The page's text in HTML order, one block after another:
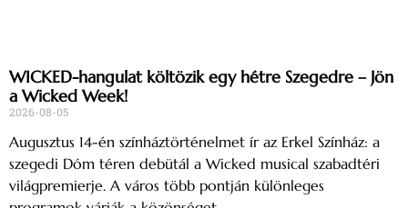
WICKED-hangulat költözik egy hétre Szegedre – Jön
a Wicked Week!
2026-08-05
Augusztus 14-én színháztörténelmet ír az Erkel Színház: a
szegedi Dóm téren debütál a Wicked musical szabadtéri
világpremierje. A város több pontján különleges